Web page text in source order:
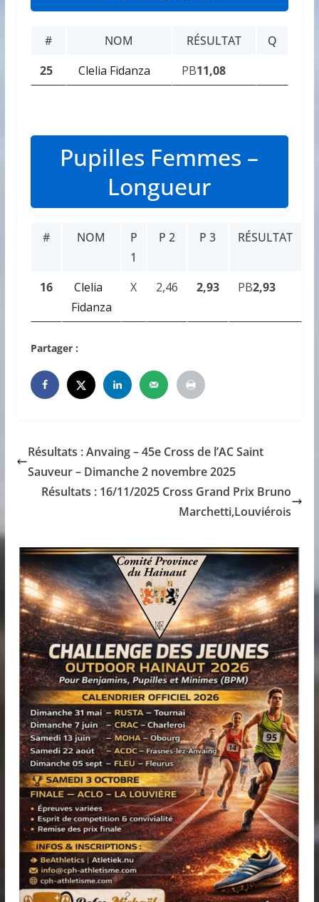
# NOM RÉSULTAT
Q
25
Clelia Fidanza PB11,08
Pupilles Femmes –
Longueur
# NOM
P
1
P 2 P 3 RÉSULTAT
16
Clelia
Fidanza
X 2,46 2,93 PB2,93
Partager :
Résultats : Anvaing – 45e Cross de l’AC Saint
Sauveur – Dimanche 2 novembre 2025
Résultats : 16/11/2025 Cross Grand Prix Bruno
Marchetti,Louviérois